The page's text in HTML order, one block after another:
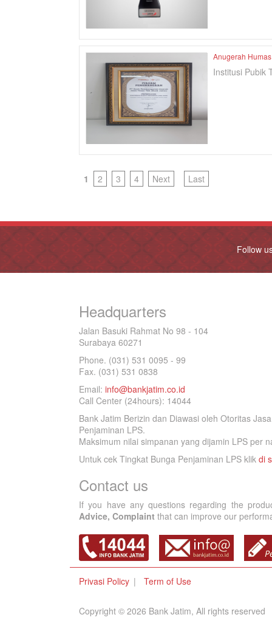
Anugerah
Institusi Pubik
1 2 3 4 Next Last
Follow
Headquarters
Jalan Basuki Rahmat No 98 - 104
Surabaya 60271
Phone. (031) 531 0095 - 99
Fax. (031) 531 0838
Email: info@bankjatim.co.id
Call Center (24hours): 14044
Bank Jatim Berizin dan Diawasi oleh Otoritas
Penjaminan LPS.
Maksimum nilai simpanan yang dijamin LPS per
Untuk cek Tingkat Bunga Penjaminan LPS klik di
Contact us
If you have any questions regarding the
Advice, Complaint that can improve our
Privasi Policy Term of Use
Copyright © 2026 Bank Jatim, All rights reserved